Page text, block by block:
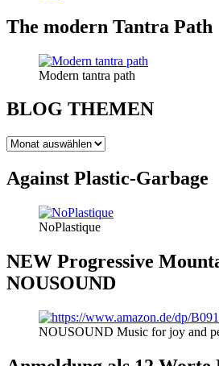
The modern Tantra Path
Modern tantra path
BLOG THEMEN
BLOG
Against Plastic-Garbage
NoPlastique
NEW Progressive
NOUSOUND
NOUSOUND Music for joy and